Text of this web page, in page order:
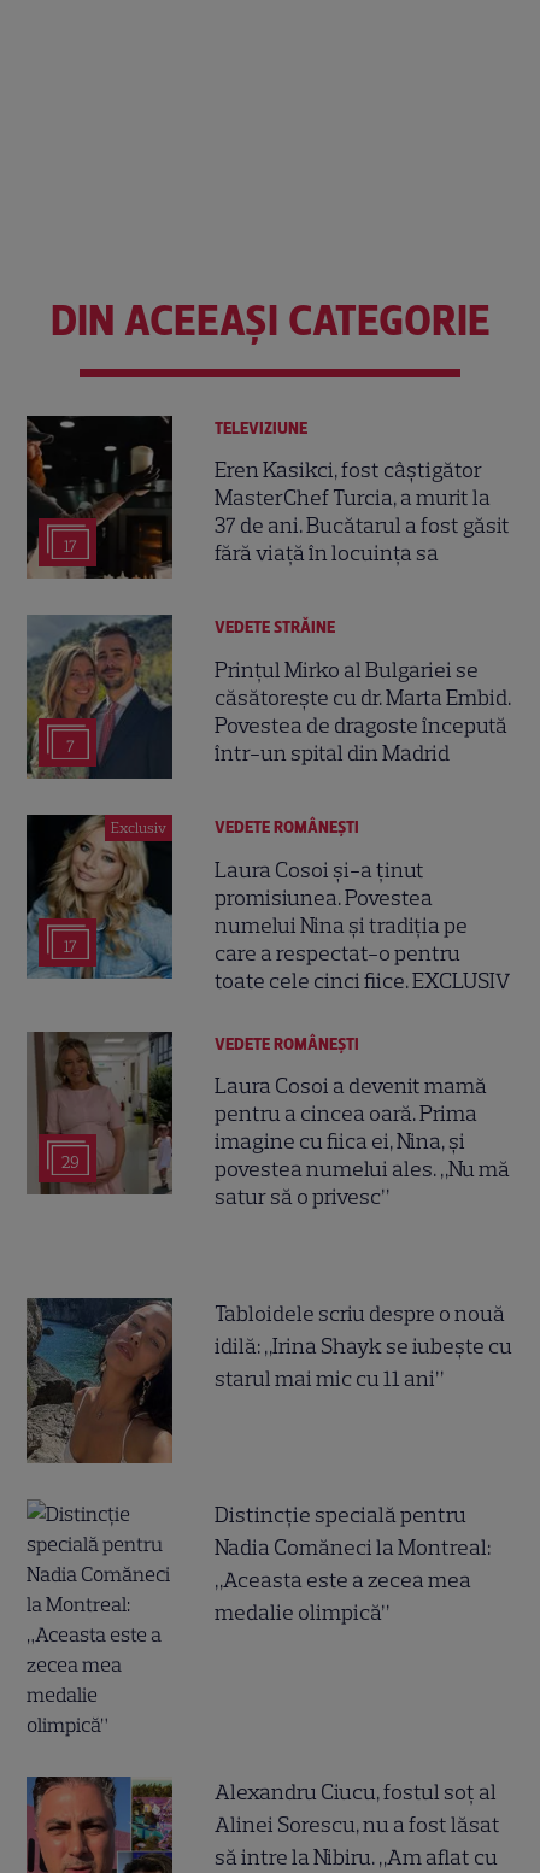
DIN ACEEAȘI CATEGORIE
17
TELEVIZIUNE
Eren Kasikci, fost câștigător
MasterChef Turcia, a murit la
37 de ani. Bucătarul a fost găsit
fără viață în locuința sa
7
VEDETE STRĂINE
Prințul Mirko al Bulgariei se
căsătorește cu dr. Marta Embid.
Povestea de dragoste începută
într-un spital din Madrid
Exclusiv
17
VEDETE ROMÂNEŞTI
Laura Cosoi și-a ținut
promisiunea. Povestea
numelui Nina și tradiția pe
care a respectat-o pentru
toate cele cinci fiice. EXCLUSIV
29
VEDETE ROMÂNEŞTI
Laura Cosoi a devenit mamă
pentru a cincea oară. Prima
imagine cu fiica ei, Nina, și
povestea numelui ales. „Nu mă
satur să o privesc”
Tabloidele scriu despre o nouă
idilă: „Irina Shayk se iubește cu
starul mai mic cu 11 ani”
Distincție specială pentru
Nadia Comăneci la Montreal:
„Aceasta este a zecea mea
medalie olimpică”
Alexandru Ciucu, fostul soț al
Alinei Sorescu, nu a fost lăsat
să intre la Nibiru. „Am aflat cu